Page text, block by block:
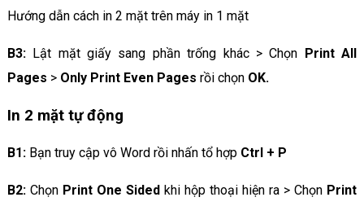
Hướng dẫn cách in 2 mặt trên máy in 1 mặt
B3:Lật mặt giấy sang phần trống khác > Chọn
Print All
Pages >Only Print Even Pages rồi chọnOK.
In 2 mặt tự động
B1:Bạn truy cập vô Word rồi nhấn tổ hợp Ctrl + P
B2:Chọn Print One Sided khi hộp thoại hiện ra > Chọn Print